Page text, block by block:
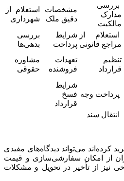
بررسی
مدارک
مالکیت
مشخصات
دقیق ملک
استعلام از
شهرداری
استعلام از
مراجع قانونی
شرایط
پرداخت
بررسی
بدهی‌ها
تنظیم
قرارداد
تعهدات
فروشنده
مشاوره
حقوقی
پرداخت وجه
شرایط
فسخ
قرارداد
انتقال سند
کرده‌اند می‌تواند دیدگاه‌های مفیدی
از امکان سفارشی‌سازی و قیمت
نیز از تأخیر در تحویل و مشکلات